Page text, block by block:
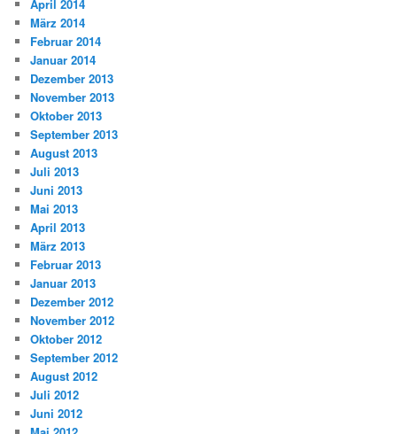
April 2014
März 2014
Februar 2014
Januar 2014
Dezember 2013
November 2013
Oktober 2013
September 2013
August 2013
Juli 2013
Juni 2013
Mai 2013
April 2013
März 2013
Februar 2013
Januar 2013
Dezember 2012
November 2012
Oktober 2012
September 2012
August 2012
Juli 2012
Juni 2012